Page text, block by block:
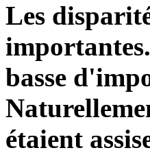
Les
basse
étaient